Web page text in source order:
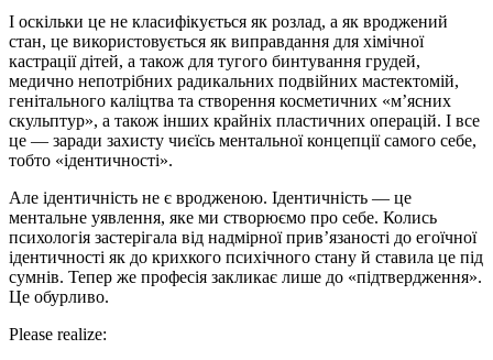
І оскільки це не класифікується як розлад, а як вроджений
стан, це використовується як виправдання для хімічної
кастрації дітей, а також для тугого бинтування грудей,
медично непотрібних радикальних подвійних мастектомій,
генітального каліцтва та створення косметичних «м’ясних
скульптур», а також інших крайніх пластичних операцій. І все
це — заради захисту чиєїсь ментальної концепції самого себе,
тобто «ідентичності».
Але ідентичність не є вродженою. Ідентичність — це
ментальне уявлення, яке ми створюємо про себе. Колись
психологія застерігала від надмірної прив’язаності до егоїчної
ідентичності як до крихкого психічного стану й ставила це під
сумнів. Тепер же професія закликає лише до «підтвердження».
Це обурливо.
Please realize: